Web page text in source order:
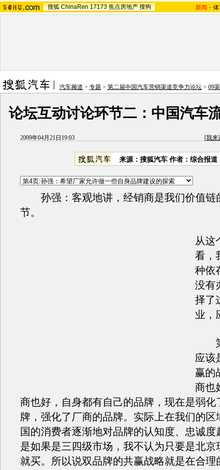
搜狐 ChinaRen 17173 焦点房地产 搜狗 新闻 -
汽车频道 > 专题 > 第二届中国汽车营销渠道竞争力论坛 > 09
论坛互动讨论环节二：中国汽车
2009年04月21日19:03 [我来
来源： 搜狐汽车 作者：综合报道
孙强：客观地讲，经销商是我们价值链
节。
从这
看，
种依
没有
择了
业，
第
应该
赢的
商也
商也好，自身都有自己的品牌，现在是弱化
牌，强化了厂商的品牌。实际上在我们的区
国的消费者逐渐地对品牌的认知度、忠诚度
是如果是三四级市场，我不认为只要是北京
就买。所以说双品牌的共赢战略就是在合理